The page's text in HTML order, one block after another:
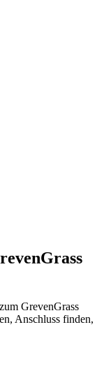
zum GrevenGrass
Anschluss finden,